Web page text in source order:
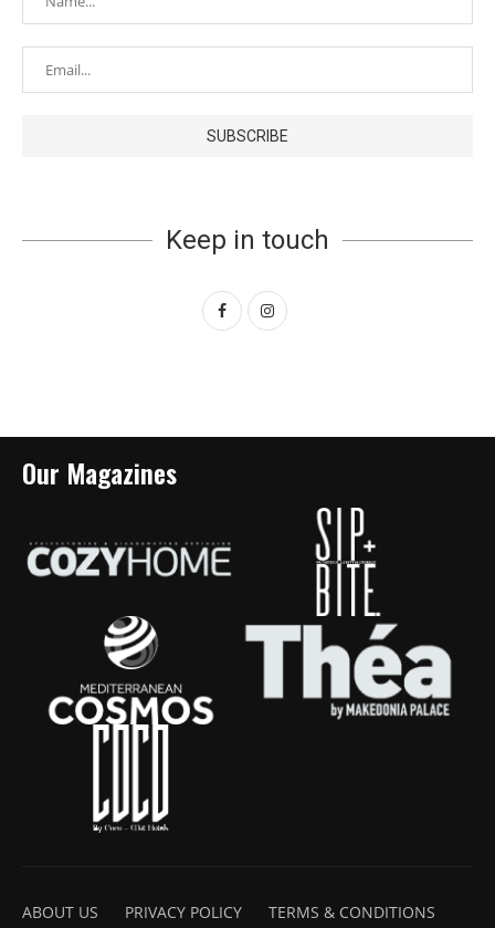
Keep in touch
Our Magazines
ABOUT US PRIVACY POLICY
TERMS & CONDITIONS